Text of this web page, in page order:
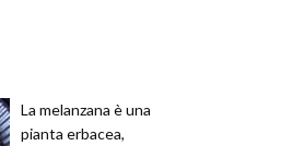
La melanzana è una
pianta erbacea,